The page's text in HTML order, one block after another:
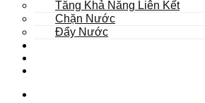
Tăng Khả Năng Liên Kết
Chặn Nước
Đẩy Nước